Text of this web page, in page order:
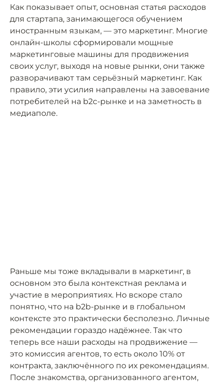
Как показывает опыт, основная статья расходов
для стартапа, занимающегося обучением
иностранным языкам, — это маркетинг. Многие
онлайн-школы сформировали мощные
маркетинговые машины для продвижения
своих услуг, выходя на новые рынки, они также
разворачивают там серьёзный маркетинг. Как
правило, эти усилия направлены на завоевание
потребителей на b2c-рынке и на заметность в
медиаполе.
Раньше мы тоже вкладывали в маркетинг, в
основном это была контекстная реклама и
участие в мероприятиях. Но вскоре стало
понятно, что на b2b-рынке и в глобальном
контексте это практически бесполезно. Личные
рекомендации гораздо надёжнее. Так что
теперь все наши расходы на продвижение —
это комиссия агентов, то есть около 10% от
контракта, заключённого по их рекомендациям.
После знакомства, организованного агентом,